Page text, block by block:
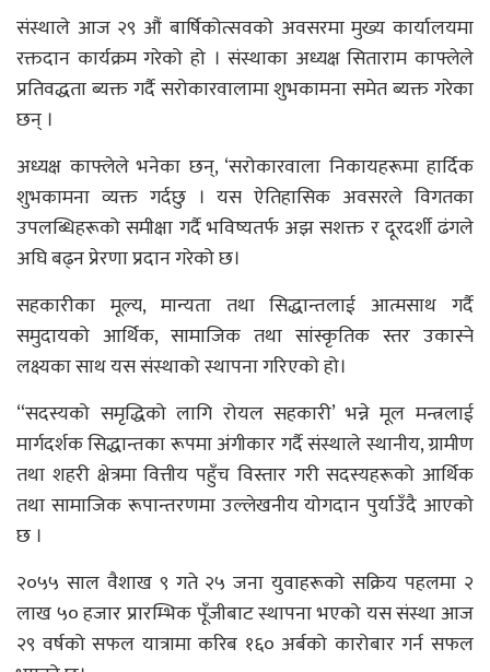
संस्थाले आज २९ औं बार्षिकोत्सवको अवसरमा मुख्य कार्यालयमा
रक्तदान कार्यक्रम गरेको हो । संस्थाका अध्यक्ष सिताराम काफ्लेले
प्रतिवद्धता ब्यक्त गर्दै सरोकारवालामा शुभकामना समेत ब्यक्त गरेका
छन् ।
अध्यक्ष काफ्लेले भनेका छन्, ‘सरोकारवाला निकायहरूमा हार्दिक
शुभकामना व्यक्त गर्दछु । यस ऐतिहासिक अवसरले विगतका
उपलब्धिहरूको समीक्षा गर्दै भविष्यतर्फ अझ सशक्त र दूरदर्शी ढंगले
अघि बढ्न प्रेरणा प्रदान गरेको छ।
सहकारीका मूल्य, मान्यता तथा सिद्धान्तलाई आत्मसाथ गर्दै
समुदायको आर्थिक, सामाजिक तथा सांस्कृतिक स्तर उकास्ने
लक्ष्यका साथ यस संस्थाको स्थापना गरिएको हो।
“सदस्यको समृद्धिको लागि रोयल सहकारी’ भन्ने मूल मन्त्रलाई
मार्गदर्शक सिद्धान्तका रूपमा अंगीकार गर्दै संस्थाले स्थानीय, ग्रामीण
तथा शहरी क्षेत्रमा वित्तीय पहुँच विस्तार गरी सदस्यहरूको आर्थिक
तथा सामाजिक रूपान्तरणमा उल्लेखनीय योगदान पुर्याउँदै आएको
छ ।
२०५५ साल वैशाख ९ गते २५ जना युवाहरूको सक्रिय पहलमा २
लाख ५० हजार प्रारम्भिक पूँजीबाट स्थापना भएको यस संस्था आज
२९ वर्षको सफल यात्रामा करिब १६० अर्बको कारोबार गर्न सफल